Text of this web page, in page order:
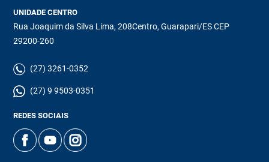
UNIDADE CENTRO
Rua Joaquim da Silva Lima, 208Centro, Guarapari/ES CEP
29200-260
(27) 3261-0352
(27) 9 9503-0351
REDES SOCIAIS